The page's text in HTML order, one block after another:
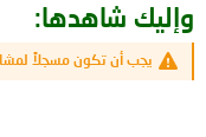
وإليك شاهدها:
يجب أن تكون مسجلاً